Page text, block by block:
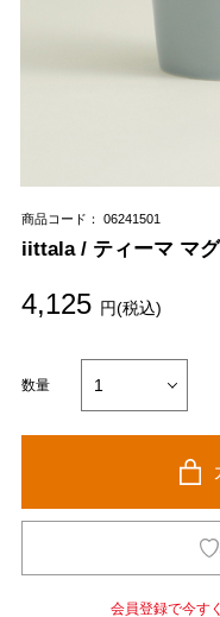
商品コード： 06241501
iittala / ティーマ マ
4,125 円(税込)
数量
会員登録で今す